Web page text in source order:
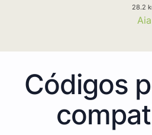
28.2
Aia
Códigos